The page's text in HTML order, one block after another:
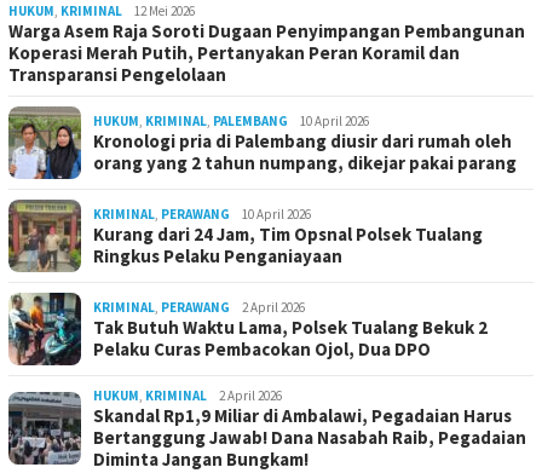
HUKUM KRIMINAL 12 Mei 2026
Warga Asem Raja Soroti Dugaan Penyimpangan Pembangunan
Koperasi Merah Putih, Pertanyakan Peran Koramil dan
Transparansi Pengelolaan
HUKUM KRIMINAL PALEMBANG 10 April 2026
Kronologi pria di Palembang diusir dari rumah oleh
orang yang 2 tahun numpang, dikejar pakai parang
KRIMINAL PERAWANG 10 April 2026
Kurang dari 24 Jam, Tim Opsnal Polsek Tualang
Ringkus Pelaku Penganiayaan
KRIMINAL PERAWANG 2 April 2026
Tak Butuh Waktu Lama, Polsek Tualang Bekuk 2
Pelaku Curas Pembacokan Ojol, Dua DPO
HUKUM KRIMINAL 2 April 2026
Skandal Rp1,9 Miliar di Ambalawi, Pegadaian Harus
Bertanggung Jawab! Dana Nasabah Raib, Pegadaian
Diminta Jangan Bungkam!